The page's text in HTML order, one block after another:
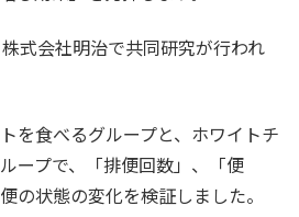
式会社明治で共同研究が行われ
を食べるグループと、ホワイトチ
ープで、「排便回数」、「便
の状態の変化を検証しました。